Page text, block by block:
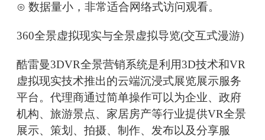
⊙ 数据量小，非常适合网络式访问观看。
360全景虚拟现实与全景虚拟导览(交互式漫游)
酷雷曼3DVR全景营销系统是利用3D技术和VR
虚拟现实技术推出的云端沉浸式展览展示服务
平台。代理商通过简单操作可以为企业、政府
机构、旅游景点、家居房产等行业提供VR全景
展示、策划、拍摄、制作、发布以及分享服